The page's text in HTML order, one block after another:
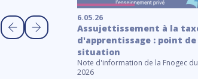
6.05.26
Assujettissement à la
d'apprentissage : point de
situation
Note d'information de la Fnogec
2026